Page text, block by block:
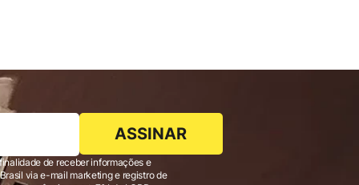
ASSINAR
de receber informações e